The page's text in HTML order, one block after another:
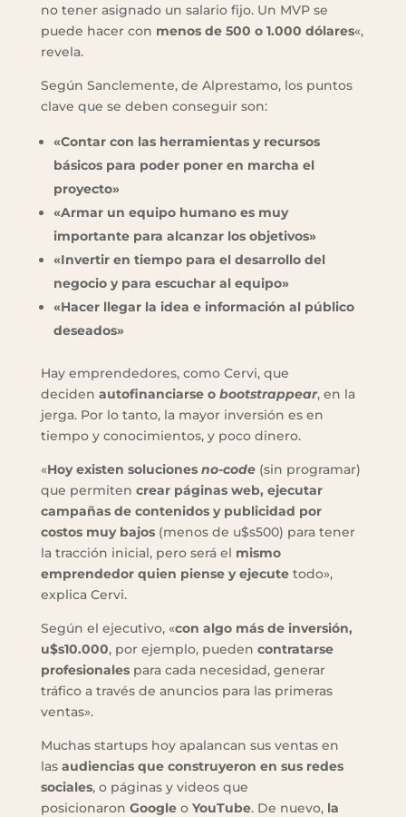
no tener asignado un salario fijo. Un MVP se
puede hacer con menos de 500 o 1.000 dólares«,
revela.
Según Sanclemente, de Alprestamo, los puntos
clave que se deben conseguir son:
«Contar con las herramientas y recursos
básicos para poder poner en marcha el
proyecto»
«Armar un equipo humano es muy
importante para alcanzar los objetivos»
«Invertir en tiempo para el desarrollo del
negocio y para escuchar al equipo»
«Hacer llegar la idea e información al público
deseados»
Hay emprendedores, como Cervi, que
deciden autofinanciarse o bootstrappear, en la
jerga. Por lo tanto, la mayor inversión es en
tiempo y conocimientos, y poco dinero.
«Hoy existen soluciones no-code(sin programar)
que permiten crear páginas web, ejecutar
campañas de contenidos y publicidad por
costos muy bajos(menos de u$s500) para tener
la tracción inicial, pero será el mismo
emprendedor quien piense y ejecute todo»,
explica Cervi.
Según el ejecutivo, «con algo más de inversión,
u$s10.000, por ejemplo, pueden contratarse
profesionales para cada necesidad, generar
tráfico a través de anuncios para las primeras
ventas».
Muchas startups hoy apalancan sus ventas en
las audiencias que construyeron en sus redes
sociales, o páginas y videos que
posicionaron Google o YouTube. De nuevo,la